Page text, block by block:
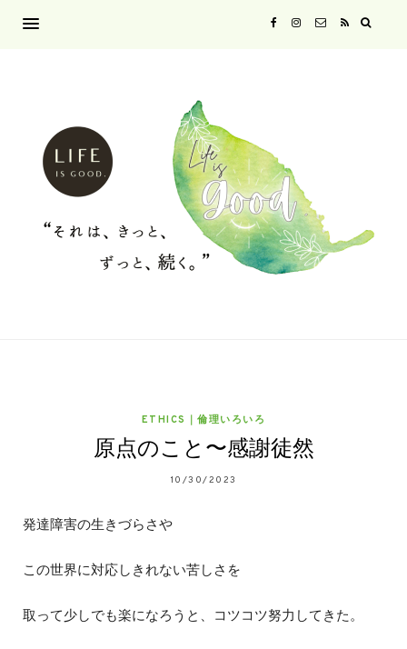
ETHICS｜倫理いろいろ
原点のこと〜感謝徒然
10/30/2023
発達障害の生きづらさや
この世界に対応しきれない苦しさを
取って少しでも楽になろうと、コツコツ努力してきた。